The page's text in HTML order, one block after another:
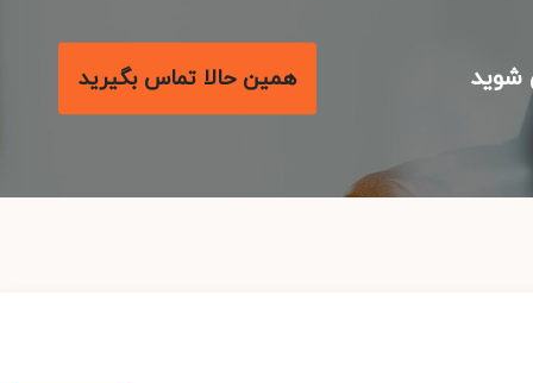
همین حالا تماس بگیرید